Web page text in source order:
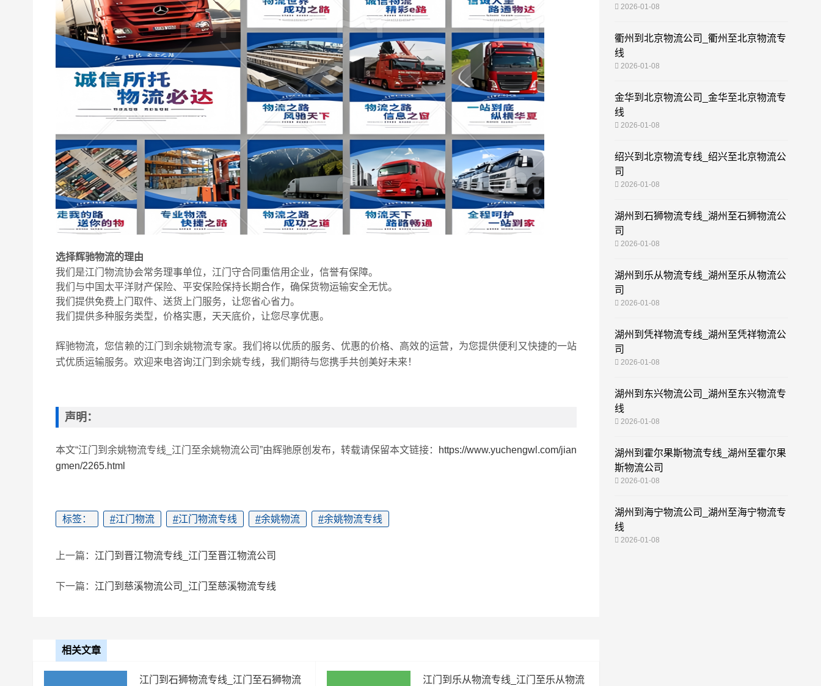
选择辉驰物流的理由
我们是江门物流协会常务理事单位，江门守合同重信用企业，信誉有保障。
我们与中国太平洋财产保险、平安保险保持长期合作，确保货物运输安全无忧。
我们提供免费上门取件、送货上门服务，让您省心省力。
我们提供多种服务类型，价格实惠，天天底价，让您尽享优惠。
辉驰物流，您信赖的江门到余姚物流专家。我们将以优质的服务、优惠的价格、高效的运营，为您提供便利又快捷的一站
式优质运输服务。欢迎来电咨询江门到余姚专线，我们期待与您携手共创美好未来！
声明：
本文“江门到余姚物流专线_江门至余姚物流公司”由辉驰原创发布，转载请保留本文链接：
https://www.yuchengwl.com/jian
gmen/2265.html
标签： #江门物流 #江门物流专线 #余姚物流 #余姚物流专线
上一篇： 江门到晋江物流专线_江门至晋江物流公司
下一篇： 江门到慈溪物流公司_江门至慈溪物流专线
相关文章
江门到石狮物流专线_江门至石狮物流
江门到乐从物流专线_江门至乐从物流
2026-01-08
衢州到北京物流公司_衢州至北京物流专
线
2026-01-08
金华到北京物流公司_金华至北京物流专
线
2026-01-08
绍兴到北京物流专线_绍兴至北京物流公
司
2026-01-08
湖州到石狮物流专线_湖州至石狮物流公
司
2026-01-08
湖州到乐从物流专线_湖州至乐从物流公
司
2026-01-08
湖州到凭祥物流专线_湖州至凭祥物流公
司
2026-01-08
湖州到东兴物流公司_湖州至东兴物流专
线
2026-01-08
湖州到霍尔果斯物流专线_湖州至霍尔果
斯物流公司
2026-01-08
湖州到海宁物流公司_湖州至海宁物流专
线
2026-01-08